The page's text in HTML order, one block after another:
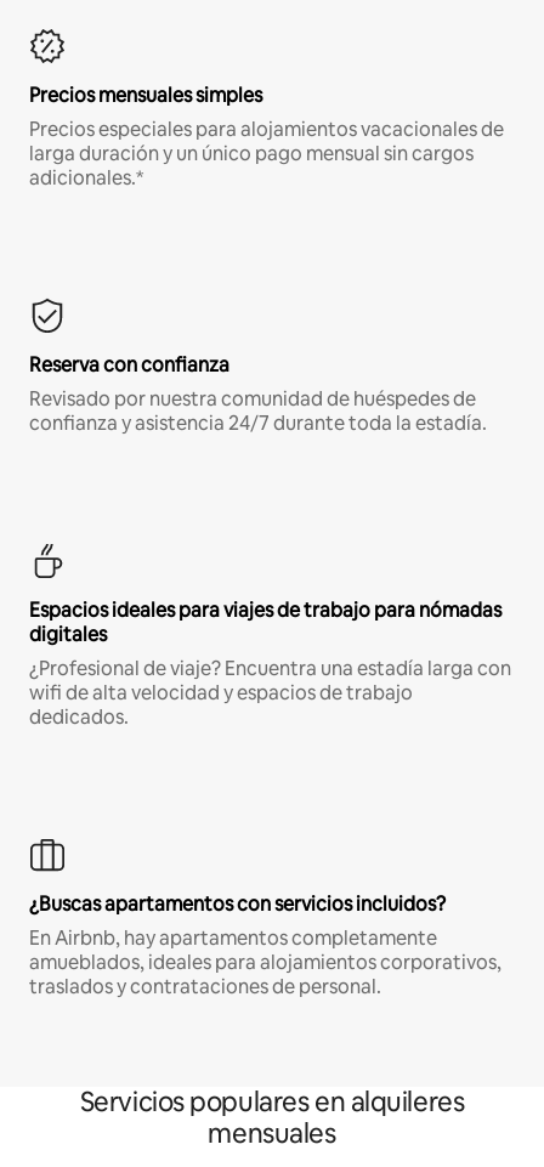
Precios mensuales simples
Precios especiales para alojamientos vacacionales de
larga duración y un único pago mensual sin cargos
adicionales.*
Reserva con confianza
Revisado por nuestra comunidad de huéspedes de
confianza y asistencia 24/7 durante toda la estadía.
Espacios ideales para viajes de trabajo para nómadas
digitales
¿Profesional de viaje? Encuentra una estadía larga con
wifi de alta velocidad y espacios de trabajo
dedicados.
¿Buscas apartamentos con servicios incluidos?
En Airbnb, hay apartamentos completamente
amueblados, ideales para alojamientos corporativos,
traslados y contrataciones de personal.
Servicios populares en alquileres
mensuales